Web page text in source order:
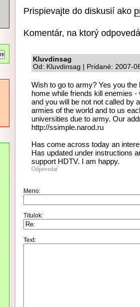
Prispievajte do diskusií ako
Komentár, na ktorý
Kluvdinsag
Od: Kluvdinsag | Pridané: 2007-
Wish to go to army? Yes you
home while friends kill enemies
and you will be not not called by
armies of the world and to us
universities due to army. Our
http://ssimple.narod.ru
Has come across today an
Has updated under instructions
support HDTV. I am happy.
Odpovedať
Meno:
Titulok:
Text: